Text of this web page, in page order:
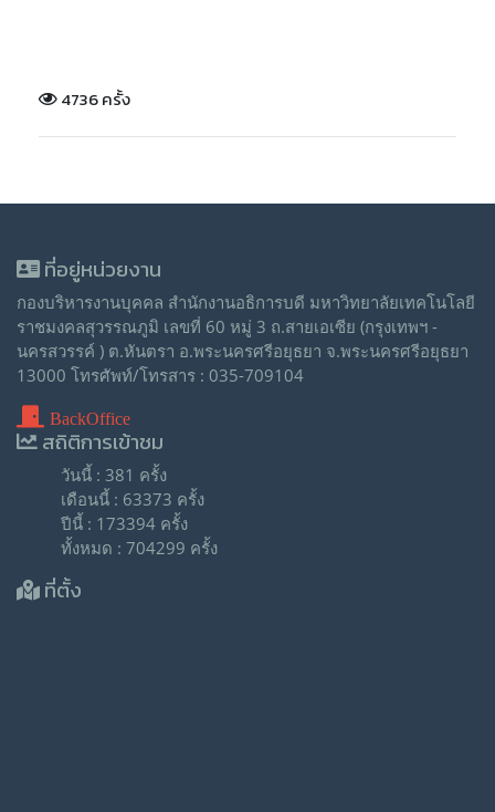
4736 ครั้ง
ที่อยู่หน่วยงาน
กองบริหารงานบุคคล สำนักงานอธิการบดี มหาวิทยาลัยเทคโนโลยี
ราชมงคลสุวรรณภูมิ เลขที่ 60 หมู่ 3 ถ.สายเอเซีย (กรุงเทพฯ -
นครสวรรค์ ) ต.หันตรา อ.พระนครศรีอยุธยา จ.พระนครศรีอยุธยา
13000 โทรศัพท์/โทรสาร : 035-709104
BackOffice
สถิติการเข้าชม
วันนี้ : 381 ครั้ง
เดือนนี้ : 63373 ครั้ง
ปีนี้ : 173394 ครั้ง
ทั้งหมด : 704299 ครั้ง
ที่ตั้ง